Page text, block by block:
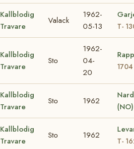
Kallblodig
Travare
Valack
1962-
05-13
T-
Kallblodig
Travare
Sto
1962-
04-
20
1704
Kallblodig
Travare
Sto 1962
(NO)
Kallblodig
Travare
Sto 1962
T-